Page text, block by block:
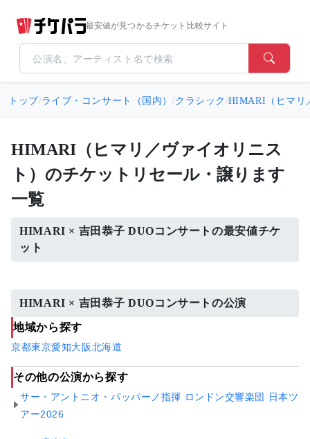
最安値が見つかるチケット比較サイト
トップ/ライブ・コンサート（国内） /クラシック /HIMARI（ヒマリ
HIMARI（ヒマリ／ヴァイオリニス
ト）のチケットリセール・譲ります
一覧
HIMARI × 吉田恭子 DUOコンサートの最安値チケ
ット
HIMARI × 吉田恭子 DUOコンサートの公演
地域から探す
京都東京愛知大阪北海道
その他の公演から探す
サー・アントニオ・パッパーノ指揮 ロンドン交響楽団 日本ツ
アー2026